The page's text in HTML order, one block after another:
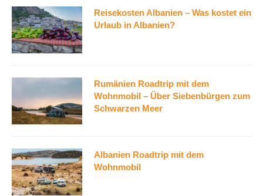
Reisekosten Albanien – Was kostet ein
Urlaub in Albanien?
Rumänien Roadtrip mit dem
Wohnmobil – Über Siebenbürgen zum
Schwarzen Meer
Albanien Roadtrip mit dem
Wohnmobil